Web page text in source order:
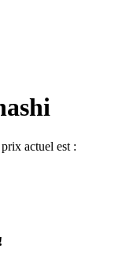
actuel est :